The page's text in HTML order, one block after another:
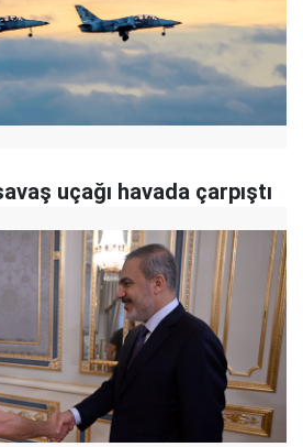
uçağı havada çarpıştı